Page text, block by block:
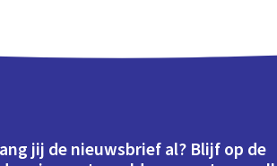
jij de nieuwsbrief al? Blijf op de